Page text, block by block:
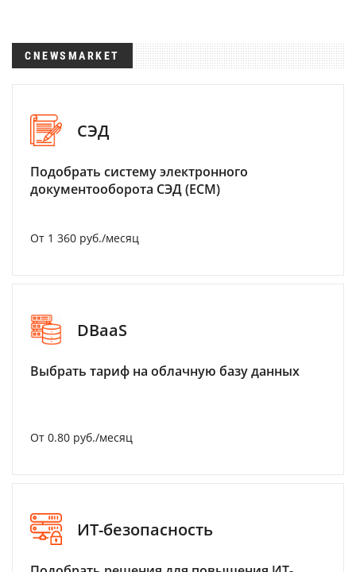
CNEWSMARKET
СЭД
Подобрать систему электронного
документооборота СЭД (ECM)
От 1 360 руб./месяц
DBaaS
Выбрать тариф на облачную базу данных
От 0.80 руб./месяц
ИТ-безопасность